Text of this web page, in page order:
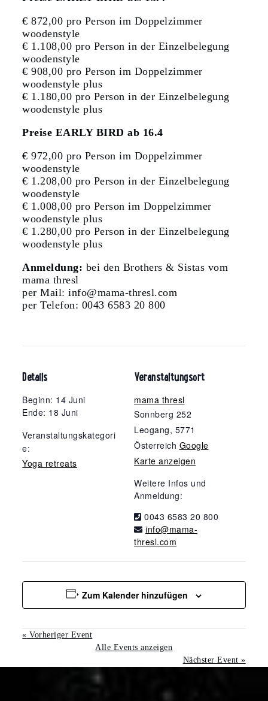
€ 872,00 pro Person im Doppelzimmer
woodenstyle
€ 1.108,00 pro Person in der Einzelbelegung
woodenstyle
€ 908,00 pro Person im Doppelzimmer
woodenstyle plus
€ 1.180,00 pro Person in der Einzelbelegung
woodenstyle plus
Preise EARLY BIRD ab 16.4
€ 972,00 pro Person im Doppelzimmer
woodenstyle
€ 1.208,00 pro Person in der Einzelbelegung
woodenstyle
€ 1.008,00 pro Person im Doppelzimmer
woodenstyle plus
€ 1.280,00 pro Person in der Einzelbelegung
woodenstyle plus
Anmeldung: bei den Brothers & Sistas vom
mama thresl
per Mail: info@mama-thresl.com
per Telefon: 0043 6583 20 800
Details
Beginn: 14 Juni
Ende: 18 Juni
Veranstaltungskategori
e:
Yoga retreats
Veranstaltungsort
mama thresl
Sonnberg 252
Leogang, 5771
Österreich Google
Karte anzeigen
Weitere Infos und
Anmeldung:
0043 6583 20 800
info@mama-
thresl.com
Zum Kalender hinzufügen
« Vorheriger Event
Alle Events anzeigen
Nächster Event»